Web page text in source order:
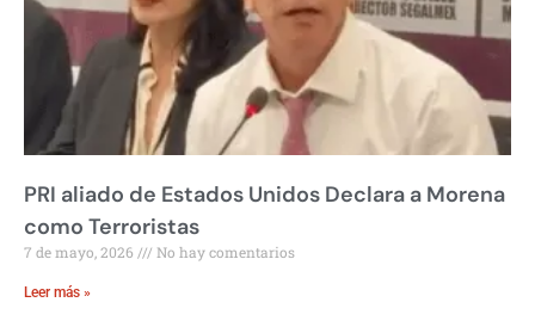
PRI aliado de Estados Unidos Declara a Morena
como Terroristas
7 de mayo, 2026 No hay comentarios
Leer más »